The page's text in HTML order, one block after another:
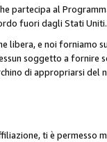
partecipa al
fuori dagli Stati
libera, e noi forniamo
soggetto a fornire
di appropriarsi
ti è permesso